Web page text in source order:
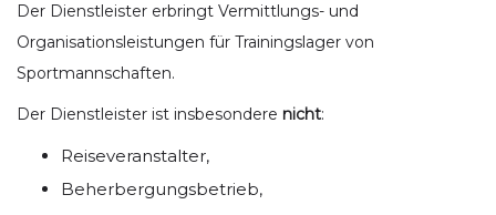
Der Dienstleister erbringt Vermittlungs- und
Organisationsleistungen für Trainingslager von
Sportmannschaften.
Der Dienstleister ist insbesondere nicht:
Reiseveranstalter,
Beherbergungsbetrieb,